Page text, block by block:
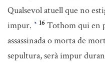
Qualsevol atuell que no
impur. * 16 Tothom qui en
assassinada o morta de
sepultura, serà impur